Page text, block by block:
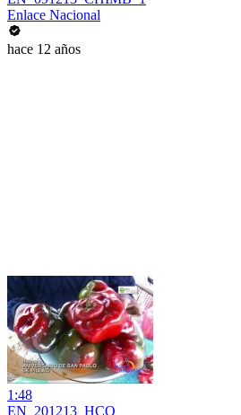
Enlace Nacional
hace 12 años
1:48
EN_201213_HCO